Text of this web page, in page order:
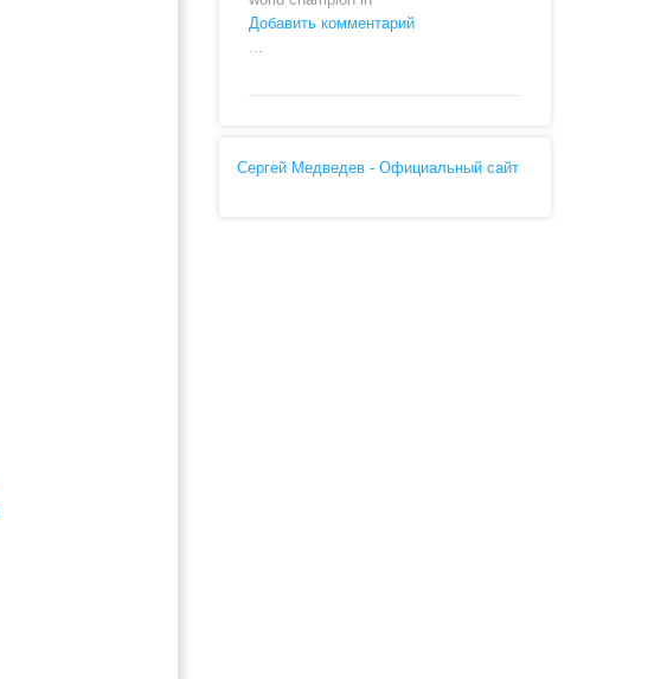
Добавить комментарий
Сергей Медведев - Официальный сайт